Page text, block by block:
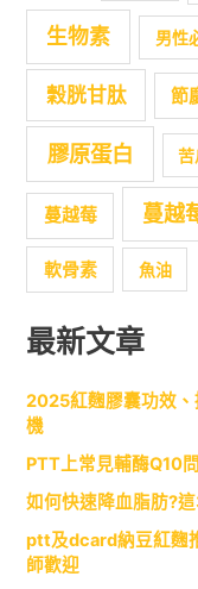
生物素 男性
穀胱甘肽 節
膠原蛋白 苦
蔓越莓 蔓越
軟骨素 魚油
最新文章
2025紅麴膠囊功效
機
PTT上常見輔酶Q10
如何快速降血脂肪?
ptt及dcard納豆紅麴
師歡迎